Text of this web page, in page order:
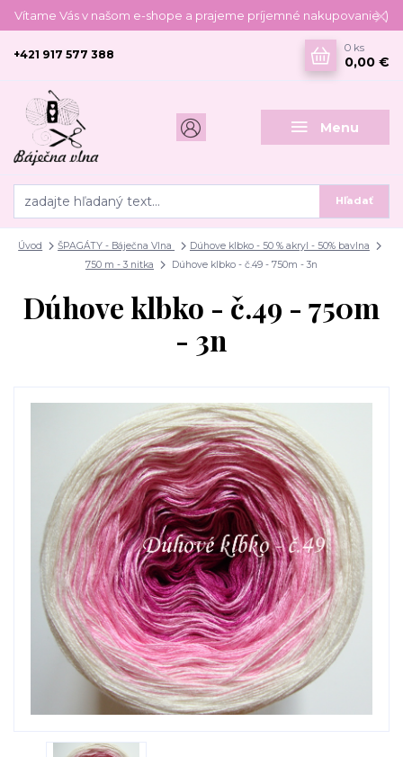
Vítame Vás v našom e-shope a prajeme príjemné nakupovanie :)
Menu
Hľadať
+421 917 577 388
0 ks
0,00 €
Úvod ŠPAGÁTY - Báječna Vlna
Dúhove klbko - 50 % akryl - 50% bavlna
750 m - 3 nitka
Dúhove klbko - č.49 - 750m - 3n
Dúhove klbko - č.49 - 750m
- 3n